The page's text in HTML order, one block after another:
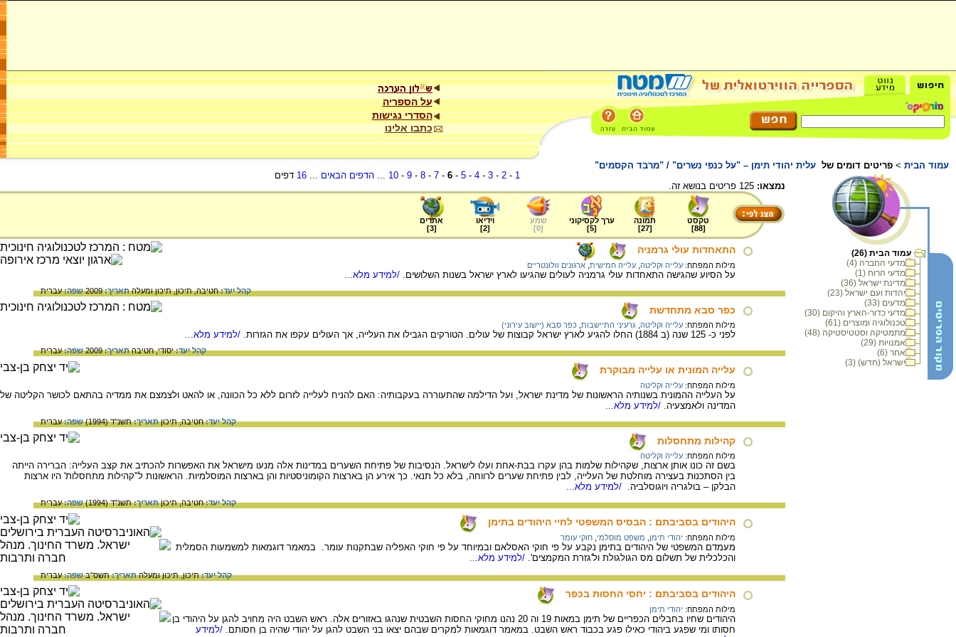
על הספריה
הסדרי נגישות
כתבו אלינו
עמוד הבית > פריטים דומים של עלית יהודי תימן – "על כנפי נשרים" / "מרבד הקסמים"
עמוד הבית (26)
מדעי החברה (4)
מדעי הרוח (1)
מדינת ישראל (36)
יהדות ועם ישראל (23)
מדעים (33)
מדעי כדור-הארץ והיקום (30)
טכנולוגיה ומוצרים (61)
מתמטיקה וסטטיסטיקה (48)
אמנויות (29)
אחר (6)
ישראל (חדש) (3)
1
-
2
-
3
-
4
-
5
-
6
-
7
-
8
-
9
-
10
...הדפים הבאים ...
16 דפים
נמצאו:
טקסט
[
88
]
תמונה
[
27
]
ערך לקסיקוני
[
5
]
שמע
[
0
]
וידיאו
[
2
]
אתרים
[
3
]
התאחדות עולי גרמניה
מילות המפתח: עלייה וקליטה עלייה חמישית ארגונים וולונטריים
על הסיוע שהגישה התאחדות עולי גרמניה לעולים שהגיעו לארץ ישראל בשנות השלושים. /למידע מלא...
קהל יעד:חטיבה,תיכון,תיכון ומעלהתאריך:2009 שפה:עברית
כפר סבא מתחדשת
מילות המפתח: עלייה וקליטה גרעיני התיישבות כפר סבא (יישוב עירוני)
לפני כ- 125 שנה (ב 1884) החלו להגיע לארץ ישראל קבוצות של עולים. הטורקים הגבילו את העלייה, אך העולים עקפו את הגזרות. /למידע מלא...
קהל יעד:יסודי,חטיבהתאריך:2009 שפה:עברית
עלייה המונית או עלייה מבוקרת
מילות המפתח: עלייה וקליטה
על העלייה ההמונית בשנותיה הראשונות של מדינת ישראל, ועל הדילמה שהתעוררה בעקבותיה: האם להניח לעלייה לזרום ללא כל הכוונה, או להאט ולצמצם את ממדיה בהתאם לכושר הקליטה של
המדינה ולאמצעיה. /למידע מלא...
קהל יעד:חטיבה,תיכוןתאריך:תשנ"ד (1994) שפה:עברית
קהילות מתחסלות
מילות המפתח: עלייה וקליטה
בשם זה כונו אותן ארצות, שקהילות שלמות בהן עקרו בבת-אחת ועלו לישראל. הנסיבות של פתיחת השערים במדינות אלה מנעו מישראל את האפשרות להכתיב את קצב העלייה: הברירה הייתה
בין הסתכנות בעצירה מוחלטת של העלייה, לבין פתיחת שערים לרווחה, בלא כל תנאי. כך אירע הן בארצות הקומוניסטיות והן בארצות המוסלמיות. הראשונות ל"קהילות מתחסלות' היו ארצות
הבלקן – בולגריה ויוגוסלביה. /למידע מלא...
קהל יעד:חטיבה,תיכוןתאריך:תשנ"ד (1994) שפה:עברית
היהודים בסביבתם : הבסיס המשפטי לחיי היהודים בתימן
מילות המפתח: יהודי תימן משפט מוסלמי חוקי עומר
מעמדם המשפטי של היהודים בתימן נקבע על פי חוקי האסלאם ובמיוחד על פי חוקי האפליה שבתקנות עומר. במאמר דוגמאות למשמעות הסמלית
והכלכלית של תשלום מס הגולגולת ול'גזרת המקמצים'. /למידע מלא...
קהל יעד:תיכון,תיכון ומעלהתאריך:תשס"בשפה:עברית
היהודים בסביבתם : יחסי החסות בכפר
מילות המפתח: יהודי תימן
היהודים שחיו בחבלים הכפריים של תימן במאות 19 וה 20 נהנו מחוקי החסות השבטית שנהגו באזורים אלה. ראש השבט היה מחויב להגן על היהודי בן
חסותו ומי שפגע ביהודי כאילו פגע בכבוד ראש השבט. במאמר דוגמאות למקרים שבהם יצאו בני השבט להגן על יהודי שהיה בן חסותם. /למידע